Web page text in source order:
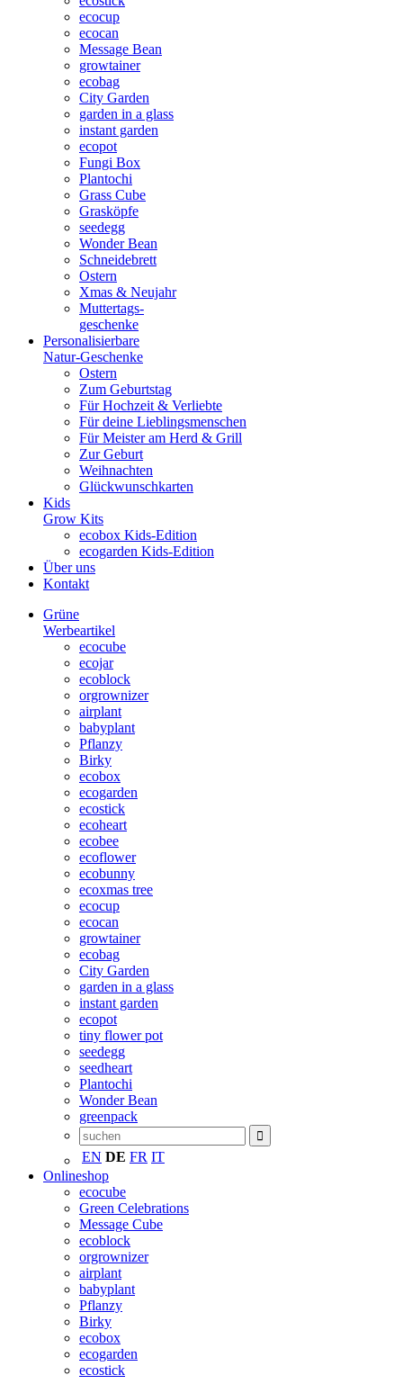
ecocup
ecocan
Message Bean
growtainer
ecobag
City Garden
garden in a glass
instant garden
ecopot
Fungi Box
Plantochi
Grass Cube
Grasköpfe
seedegg
Wonder Bean
Schneidebrett
Ostern
Xmas & Neujahr
Muttertags-
geschenke
Personalisierbare
Natur-Geschenke
Ostern
Zum Geburtstag
Für Hochzeit & Verliebte
Für deine Lieblingsmenschen
Für Meister am Herd & Grill
Zur Geburt
Weihnachten
Glückwunschkarten
Kids
Grow Kits
ecobox Kids-Edition
ecogarden Kids-Edition
Über uns
Kontakt
Grüne
Werbeartikel
ecocube
ecojar
ecoblock
orgrownizer
airplant
babyplant
Pflanzy
Birky
ecobox
ecogarden
ecostick
ecoheart
ecobee
ecoflower
ecobunny
ecoxmas tree
ecocup
ecocan
growtainer
ecobag
City Garden
garden in a glass
instant garden
ecopot
tiny flower pot
seedegg
seedheart
Plantochi
Wonder Bean
greenpack
EN DE FR IT
Onlineshop
ecocube
Green Celebrations
Message Cube
ecoblock
orgrownizer
airplant
babyplant
Pflanzy
Birky
ecobox
ecogarden
ecostick